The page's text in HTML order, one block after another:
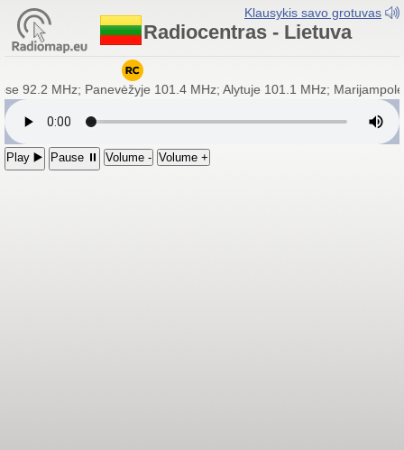
Klausykis savo grotuvas
Radiocentras - Lietuva
92.2 MHz; Panevėžyje 101.4 MHz; Alytuje 101.1 MHz;
Play ▶️ Pause ⏸ Volume - Volume +